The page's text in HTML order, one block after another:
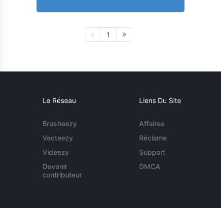
1
Le Réseau
Brusheezy
Vecteezy
Videezy
Devenir
contributeur
Liens Du Site
Affaires
Réclame
Support
DMCA